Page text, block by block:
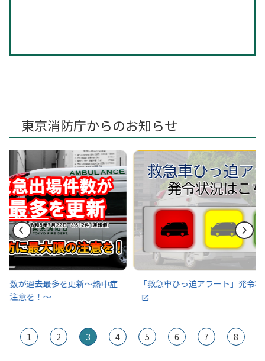
東京消防庁からのお知らせ
中症 「救急車ひっ迫アラート」発令状況はこちら その通
1 2 3 4 5 6 7 8